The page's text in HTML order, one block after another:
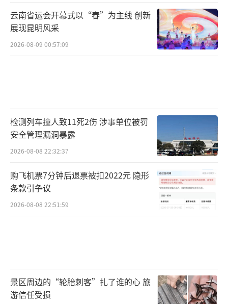
云南省运会开幕式以“春”为主线 创新
展现昆明风采
2026-08-09 00:57:09
检测列车撞人致11死2伤 涉事单位被罚
安全管理漏洞暴露
2026-08-08 22:32:37
购飞机票7分钟后退票被扣2022元 隐形
条款引争议
2026-08-08 22:51:59
景区周边的“轮胎刺客”扎了谁的心 旅
游信任受损